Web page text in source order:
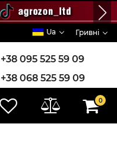
Ua Гривні
+38 095 525 59 09
+38 068 525 59 09
+38 073 525 59 09
0